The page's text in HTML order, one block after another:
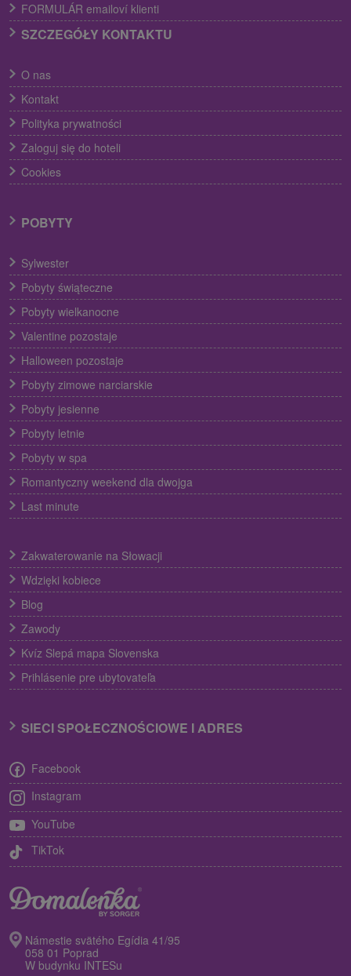
FORMULÁR emailoví klienti
SZCZEGÓŁY KONTAKTU
O nas
Kontakt
Polityka prywatności
Zaloguj się do hoteli
Cookies
POBYTY
Sylwester
Pobyty świąteczne
Pobyty wielkanocne
Valentine pozostaje
Halloween pozostaje
Pobyty zimowe narciarskie
Pobyty jesienne
Pobyty letnie
Pobyty w spa
Romantyczny weekend dla dwojga
Last minute
Zakwaterowanie na Słowacji
Wdzięki kobiece
Blog
Zawody
Kvíz Slepá mapa Slovenska
Prihlásenie pre ubytovateľa
SIECI SPOŁECZNOŚCIOWE I ADRES
Facebook
Instagram
YouTube
TikTok
Námestie svätého Egídia 41/95
058 01 Poprad
W budynku INTESu